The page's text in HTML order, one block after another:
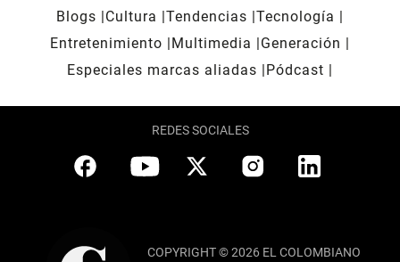
Blogs
Cultura Tendencias Tecnología
Entretenimiento
Multimedia
Generación
Especiales marcas aliadas
Pódcast
REDES SOCIALES
COPYRIGHT © 2026 EL COLOMBIANO